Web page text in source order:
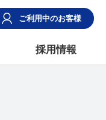
ご利用中のお客様
採用情報